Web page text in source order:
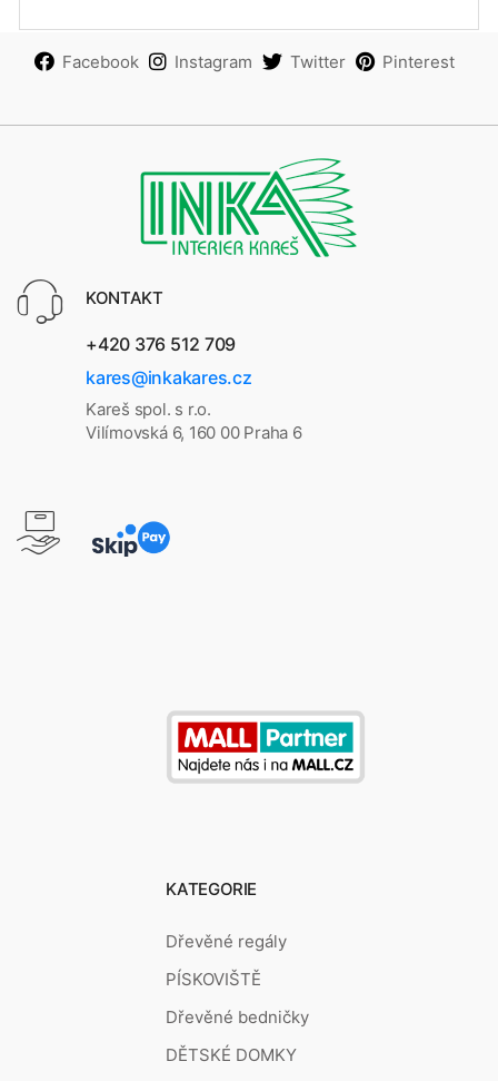
Facebook Instagram Twitter Pinterest
KONTAKT
+420 376 512 709
kares@inkakares.cz
Kareš spol. s r.o.
Vilímovská 6, 160 00 Praha 6
KATEGORIE
Dřevěné regály
PÍSKOVIŠTĚ
Dřevěné bedničky
DĚTSKÉ DOMKY